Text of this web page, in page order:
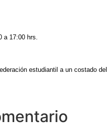
a 17:00 hrs.
estudiantil a un costado del